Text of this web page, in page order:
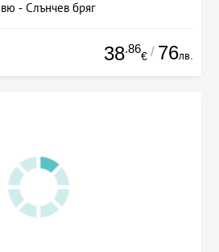
- Слънчев бряг
38.86
€ / 76лв.